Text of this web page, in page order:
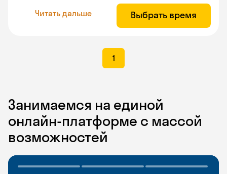
Читать дальше Выбрать время
1
Занимаемся на единой
онлайн-платформе с массой
возможностей